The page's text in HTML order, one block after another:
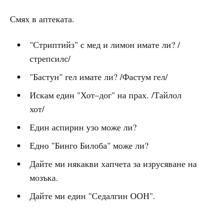
Смях в аптеката.
"Стриптийз" с мед и лимон имате ли? /
стрепсилс/
"Бастун" гел имате ли? /Фастум гел/
Искам един "Хот–дог" на прах. /Тайлол
хот/
Един аспирин узо може ли?
Едно "Бинго Билоба" може ли?
Дайте ми някакви хапчета за изрусяване на
мозъка.
Дайте ми един "Седалгин ООН".